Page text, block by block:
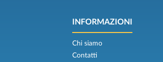
INFORMAZIONI
Chi siamo
Contatti